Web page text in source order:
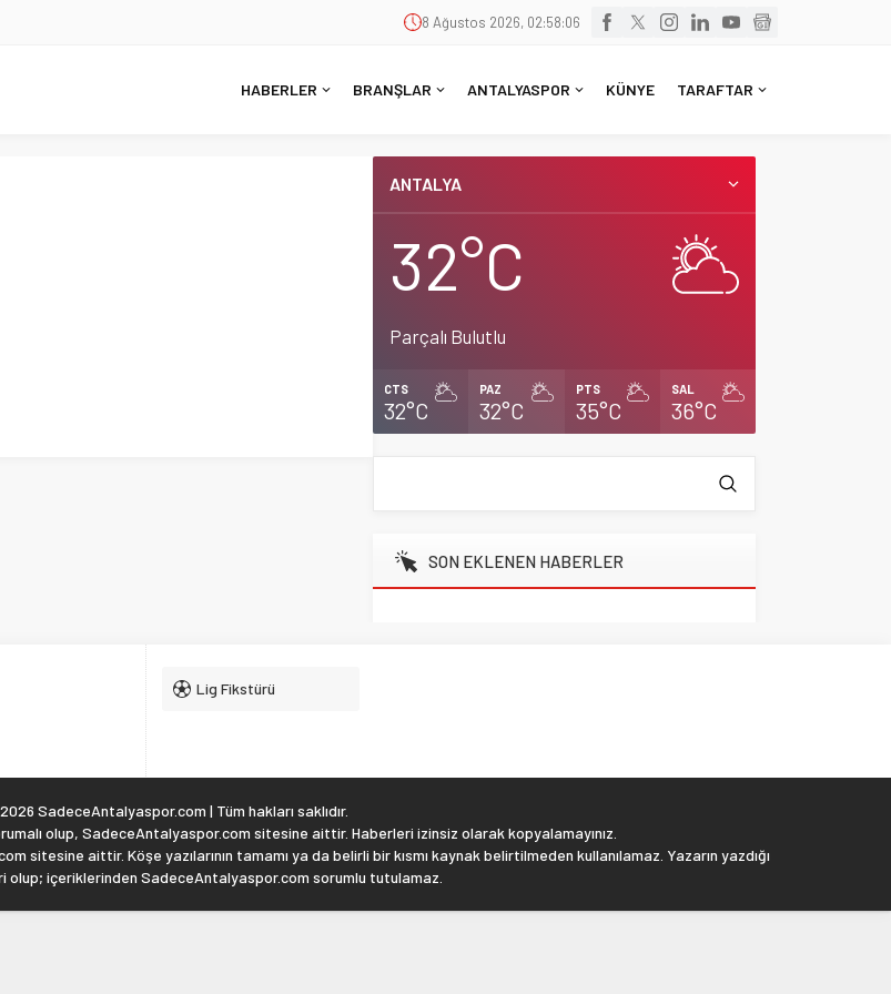
8 Ağustos 2026, 02:58:07
HABERLER BRANŞLAR ANTALYASPOR KÜNYE TARAFTAR
ANTALYA
32°C
Parçalı Bulutlu
CTS
32°C
PAZ
32°C
PTS
35°C
SAL
36°C
SON EKLENEN HABERLER
Lig Fikstürü
SadeceAntalyaspor.com | Tüm hakları saklıdır.
olup, SadeceAntalyaspor.com sitesine aittir. Haberleri izinsiz olarak kopyalamayınız.
sitesine aittir. Köşe yazılarının tamamı ya da belirli bir kısmı kaynak belirtilmeden kullanılamaz. Yazarın yazdığı
olup; içeriklerinden SadeceAntalyaspor.com sorumlu tutulamaz.